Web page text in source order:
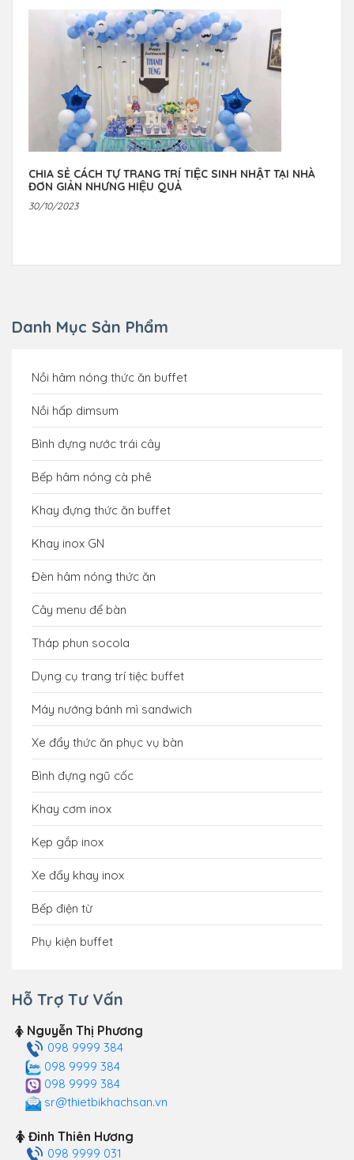
CHIA SẺ CÁCH TỰ TRANG TRÍ TIỆC SINH NHẬT TẠI NHÀ
ĐƠN GIẢN NHƯNG HIỆU QUẢ
30/10/2023
Danh Mục Sản Phẩm
Nồi hâm nóng thức ăn buffet
Nồi hấp dimsum
Bình đựng nước trái cây
Bếp hâm nóng cà phê
Khay đựng thức ăn buffet
Khay inox GN
Đèn hâm nóng thức ăn
Cây menu để bàn
Tháp phun socola
Dụng cụ trang trí tiệc buffet
Máy nướng bánh mì sandwich
Xe đẩy thức ăn phục vụ bàn
Bình đựng ngũ cốc
Khay cơm inox
Kẹp gắp inox
Xe đẩy khay inox
Bếp điện từ
Phụ kiện buffet
Hỗ Trợ Tư Vấn
Nguyễn Thị Phương
098 9999 384
098 9999 384
098 9999 384
sr@thietbikhachsan.vn
Đinh Thiên Hương
098 9999 031